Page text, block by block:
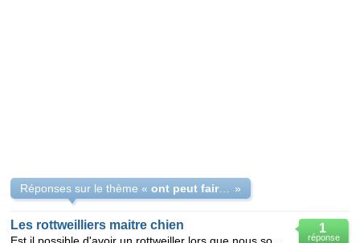
Réponses sur le thème « ont peut faire maître chien quand ont a fait de la prison? »
1
réponse
Les rottweilliers maitre chien